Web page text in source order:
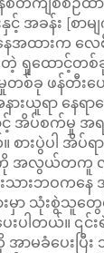
နှင့် အခန်း [စာမ
အထားက လေ
တဲ့ ရှုထောင့်တစ်ခု
တစ်ခု ဖန်တီးပ
းယူရာ နေရ
ောင့် အိပ်စက်
ားပွဲပါ အိပ်ရ
အလွယ်တကူ လို
ာင်းသားဘဝ
းမှာ သုံးစွဲသူတွ
းပေးပါတယ်။
ာမခံပေးပြီ